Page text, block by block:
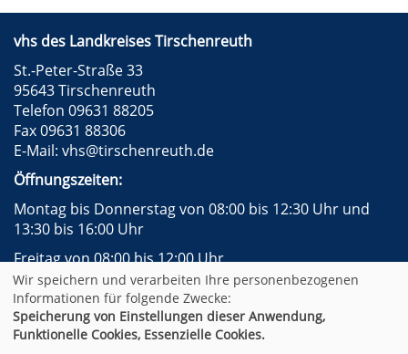
vhs des Landkreises Tirschenreuth
St.-Peter-Straße 33
95643 Tirschenreuth
Telefon 09631 88205
Fax 09631 88306
E-Mail: vhs@tirschenreuth.de
Öffnungszeiten:
Montag bis Donnerstag von 08:00 bis 12:30 Uhr und
13:30 bis 16:00 Uhr
Freitag von 08:00 bis 12:00 Uhr
Facebook
Instagram
Impressum
AGB
Datenschutzerklärung
Widerrufsformular
Newsletter
Sitemap
Wir speichern und verarbeiten Ihre personenbezogenen
Informationen für folgende Zwecke:
Speicherung von Einstellungen dieser Anwendung,
Funktionelle Cookies, Essenzielle Cookies.